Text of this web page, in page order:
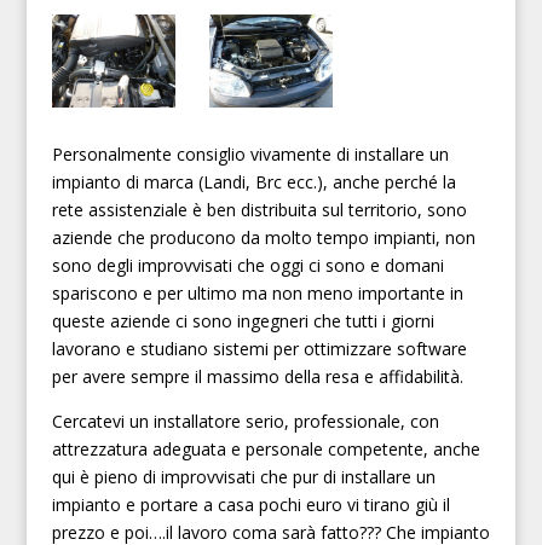
Personalmente consiglio vivamente di installare un
impianto di marca (Landi, Brc ecc.), anche perché la
rete assistenziale è ben distribuita sul territorio, sono
aziende che producono da molto tempo impianti, non
sono degli improvvisati che oggi ci sono e domani
spariscono e per ultimo ma non meno importante in
queste aziende ci sono ingegneri che tutti i giorni
lavorano e studiano sistemi per ottimizzare software
per avere sempre il massimo della resa e affidabilità.
Cercatevi un installatore serio, professionale, con
attrezzatura adeguata e personale competente, anche
qui è pieno di improvvisati che pur di installare un
impianto e portare a casa pochi euro vi tirano giù il
prezzo e poi….il lavoro coma sarà fatto??? Che impianto